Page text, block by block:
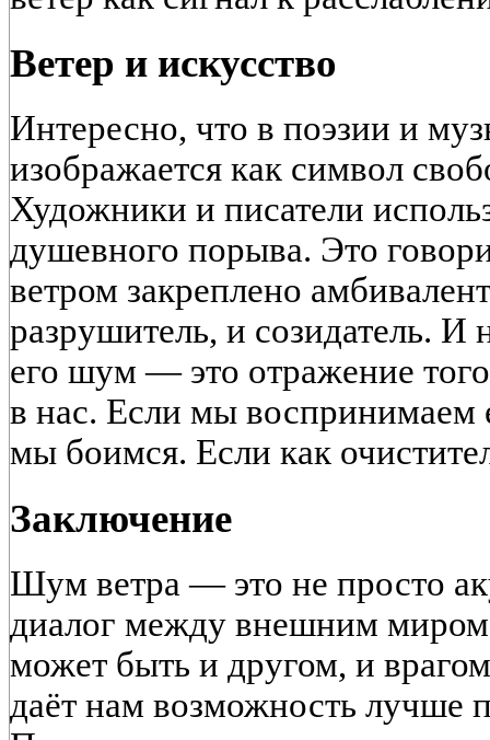
Ветер и искусство
Интересно, что в поэзии и
изображается как символ
Художники и писатели
душевного порыва. Это
ветром закреплено
разрушитель, и созидатель. И
его шум — это отражение
в нас. Если мы воспринимаем
мы боимся. Если как
Заключение
Шум ветра — это не просто
диалог между внешним
может быть и другом, и
даёт нам возможность лучше